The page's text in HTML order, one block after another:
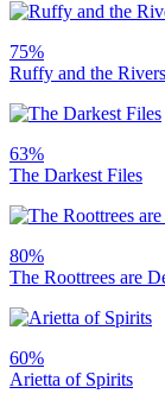
75%
Ruffy and the
63%
The Darkest Files
80%
The Roottrees are
60%
Arietta of Spirits